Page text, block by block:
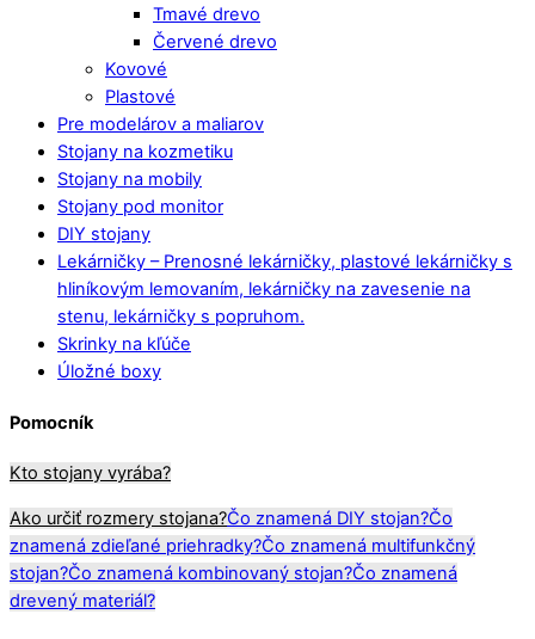
Tmavé drevo
Červené drevo
Kovové
Plastové
Pre modelárov a maliarov
Stojany na kozmetiku
Stojany na mobily
Stojany pod monitor
DIY stojany
Lekárničky – Prenosné lekárničky, plastové lekárničky s
hliníkovým lemovaním, lekárničky na zavesenie na
stenu, lekárničky s popruhom.
Skrinky na kľúče
Úložné boxy
Pomocník
Kto stojany vyrába?
Ako určiť rozmery stojana?Čo znamená DIY stojan?Čo
znamená zdieľané priehradky?Čo znamená multifunkčný
stojan?Čo znamená kombinovaný stojan?Čo znamená
drevený materiál?